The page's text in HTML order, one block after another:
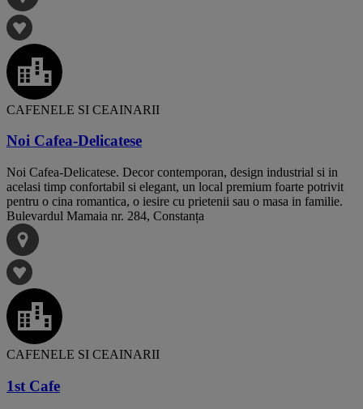
CAFENELE SI CEAINARII
Noi Cafea-Delicatese
Noi Cafea-Delicatese. Decor contemporan, design industrial si in
acelasi timp confortabil si elegant, un local premium foarte potrivit
pentru o cina romantica, o iesire cu prietenii sau o masa in familie.
Bulevardul Mamaia nr. 284, Constanța
CAFENELE SI CEAINARII
1st Cafe